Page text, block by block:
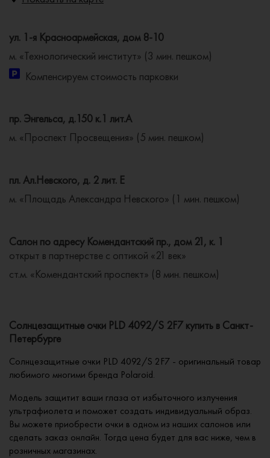
ул. 1-я Красноармейская, дом 8-10
м. «Технологический институт» (3 мин. пешком)
Компенсируем стоимость парковки
пр. Энгельса, д.150 к.1 лит.А
м. «Проспект Просвещения» (5 мин. пешком)
пл. Ал.Невского, д. 2 лит. Е
м. «Площадь Александра Невского» (1 мин. пешком)
Салон по адресу Комендантский пр., дом 21, к. 1
открыт в партнерстве с оптикой «21 век»
ст.м. «Комендантский проспект» (8 мин. пешком)
Солнцезащитные очки PLD 4092/S 2F7 купить в Санкт-
Петербурге
Солнцезащитные очки PLD 4092/S 2F7 - оригинальный товар
любимого многими бренда Polaroid.
Модель защитит ваши глаза от избыточного излучения
ультрафиолета и поможет создать индивидуальный образ.
Вы можете приобрести очки в одном из наших салонов или
сделать заказ онлайн. Тогда цена будет для вас ниже, чем в
розничных магазинах.